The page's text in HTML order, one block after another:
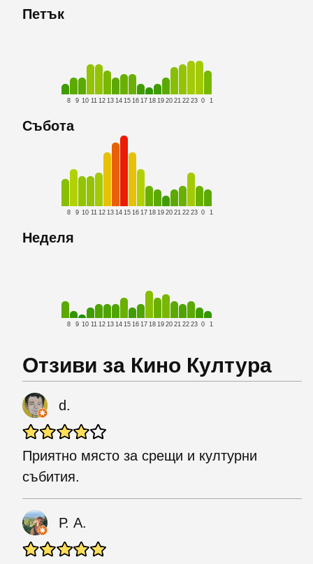
Петък
8 9 10 11 12 13 14 15 16 17 18 19 20 21 22 23 0 1
Събота
8 9 10 11 12 13 14 15 16 17 18 19 20 21 22 23 0 1
Неделя
8 9 10 11 12 13 14 15 16 17 18 19 20 21 22 23 0 1
Отзиви за Кино Култура
d.
Приятно място за срещи и културни
събития.
Р. А.